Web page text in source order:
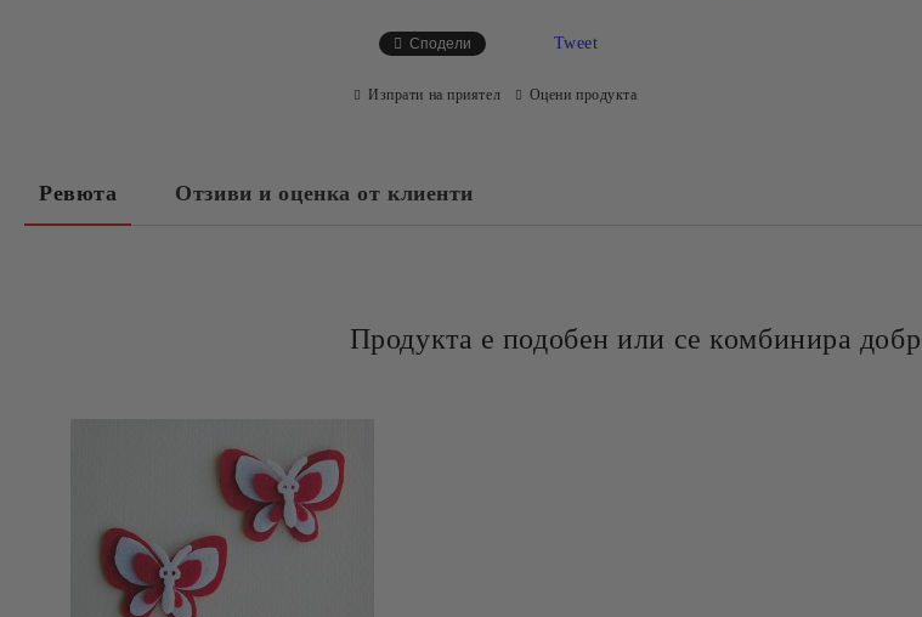
Сподели Tweet
Изпрати на приятел Оцени продукта
Ревюта Отзиви и оценка от клиенти
Продукта е подобен или се комбинира